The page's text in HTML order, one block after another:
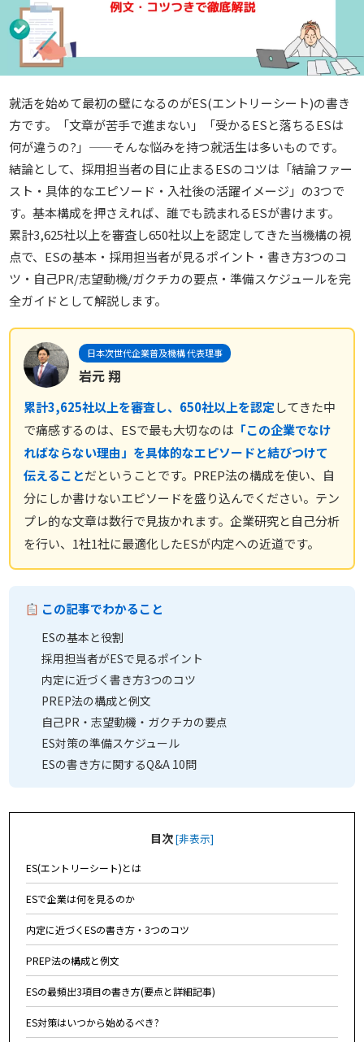
就活を始めて最初の壁になるのがES(エントリーシート)の書き
方です。「文章が苦手で進まない」「受かるESと落ちるESは
何が違うの?」——そんな悩みを持つ就活生は多いものです。
結論として、採用担当者の目に止まるESのコツは「結論ファー
スト・具体的なエピソード・入社後の活躍イメージ」の3つで
す。基本構成を押さえれば、誰でも読まれるESが書けます。
累計3,625社以上を審査し650社以上を認定してきた当機構の視
点で、ESの基本・採用担当者が見るポイント・書き方3つのコ
ツ・自己PR/志望動機/ガクチカの要点・準備スケジュールを完
全ガイドとして解説します。
日本次世代企業普及機構 代表理事
岩元 翔
累計3,625社以上を審査し、650社以上を認定してきた中
で痛感するのは、ESで最も大切なのは 「この企業でなけ
ればならない理由」を具体的なエピソードと結びつけて
伝えることだということです。PREP法の構成を使い、自
分にしか書けないエピソードを盛り込んでください。テン
プレ的な文章は数行で見抜かれます。企業研究と自己分析
を行い、1社1社に最適化したESが内定への近道です。
この記事でわかること
ESの基本と役割
採用担当者がESで見るポイント
内定に近づく書き方3つのコツ
PREP法の構成と例文
自己PR・志望動機・ガクチカの要点
ES対策の準備スケジュール
ESの書き方に関するQ&A 10問
目次[非表示]
ES(エントリーシート)とは
ESで企業は何を見るのか
内定に近づくESの書き方・3つのコツ
PREP法の構成と例文
ESの最頻出3項目の書き方(要点と詳細記事)
ES対策はいつから始めるべき?